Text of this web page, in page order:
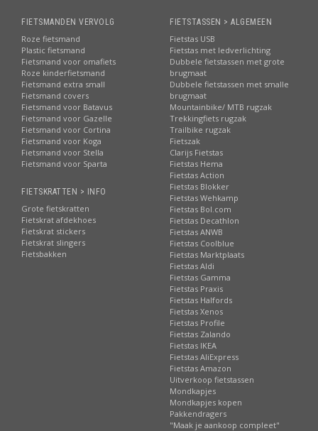
FIETSMANDEN VERVOLG
Roze fietsmand
Plastic fietsmand
Fietsmand voor omafiets
Roze kinderfietsmand
Fietsmand extra small
Fietsmand covers
Fietsmand voor Batavus
Fietsmand voor Gazelle
Fietsmand voor Cortina
Fietsmand voor Koga
Fietsmand voor Stella
Fietsmand voor Sparta
FIETSKRATTEN > INFO
Grote fietskratten
Fietskrat afdekhoes
Fietskrat stickers
Fietskrat slingers
Fietsbakken
FIETSTASSEN > ALGEMEEN
Fietstas USB
Fietstas met ledverlichting
Dubbele fietstassen met grote
brugmaat
Dubbele fietstassen met smalle
brugmaat
Mountainbike/ MTB rugzak
Trekkingfiets rugzak
Trailbike rugzak
Fietszak
Clarijs Fietstas
Fietstas Hema
Fietstas Action
Fietstas Blokker
Fietstas Wehkamp
Fietstas Bol.com
Fietstas Decathlon
Fietstas ANWB
Fietstas Coolblue
Fietstas Marktplaats
Fietstas Aldi
Fietstas Gamma
Fietstas Praxis
Fietstas Halfords
Fietstas Xenos
Fietstas Profile
Fietstas Zalando
Fietstas IKEA
Fietstas AliExpress
Fietstas Amazon
Uitverkoop fietstassen
Mondkapjes
Mondkapjes kopen
Pakkendragers
"Maak je aankoop compleet"